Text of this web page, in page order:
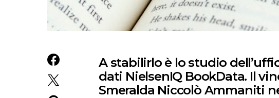
A stabilirlo è lo studio
dati NielsenIQ BookData. Il
Smeralda Niccolò Ammaniti